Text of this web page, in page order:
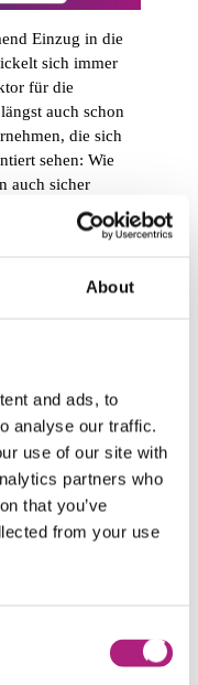
About
and ads, to
analyse our traffic.
use of our site with
partners who
that you’ve
from your use
Einzug in die
sich immer
für die
auch schon
die sich
sehen: Wie
auch sicher
Intelligenz
werden, auch
neue,
Weiterbildung
liefert Fach-
Methoden, um
und
begleiten.
Der Kurs
Unternehmen